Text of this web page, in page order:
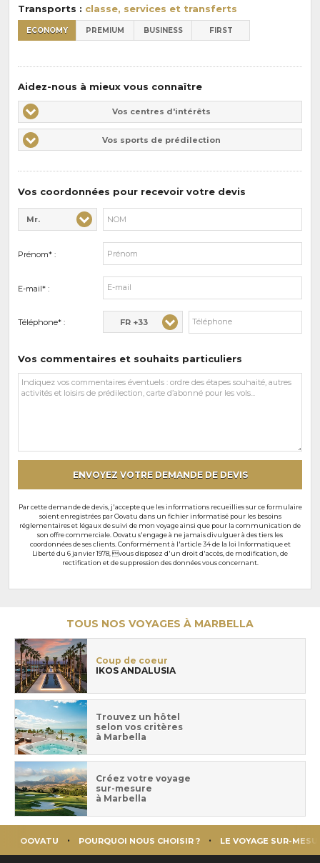
Transports : classe, services et transferts
ECONOMY PREMIUM BUSINESS FIRST
Aidez-nous à mieux vous connaître
Vos
centres
d'intérêts
Vos centres d'intérêts
Vos
sports
de
Vos sports de prédilection
Vos coordonnées pour recevoir votre devis
Civilité* :
Mr.
Nom* :
Prénom* :
E-mail* :
Téléphone* : FR +33
Vos commentaires et souhaits particuliers
Vos
commentaires
ENVOYEZ VOTRE DEMANDE DE DEVIS
Par cette demande de devis, j'accepte que les informations recueillies sur ce formulaire
soient enregistrées par Oovatu dans un fichier informatisé pour les besoins
réglementaires et légaux de suivi de mon voyage ainsi que pour la communication de
son offre commerciale. Oovatu s'engage à ne jamais divulguer à des tiers les
coordonnées de ses clients. Conformément à l'article 34 de la loi Informatique et
Liberté du 6 janvier 1978, vous disposez d'un droit d'accès, de modification, de
rectification et de suppression des données vous concernant.
TOUS NOS VOYAGES À MARBELLA
Coup de coeur
IKOS ANDALUSIA
Trouvez un hôtel
selon vos critères
à Marbella
Créez votre voyage
sur-mesure
à Marbella
OOVATU POURQUOI NOUS CHOISIR ? LE VOYAGE SUR-